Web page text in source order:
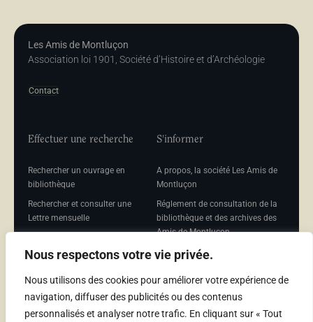
Nous respectons votre vie privée.
Nous utilisons des cookies pour améliorer votre expérience de
navigation, diffuser des publicités ou des contenus
personnalisés et analyser notre trafic. En cliquant sur « Tout
Les Amis de Montluçon
Association loi 1901, Société d’Histoire et d’Archéologie
Contact
Effectuer une recherche
Rechercher un ouvrage en
bibliothèque
Rechercher et consulter une
Lettre mensuelle
mensuelle
S'informer
A propos, la société Les Amis de
Montluçon
Réglement de consultation de la
bibliothèque et des archives des
Amis de Montluçon
Mentions légales
Adhérer